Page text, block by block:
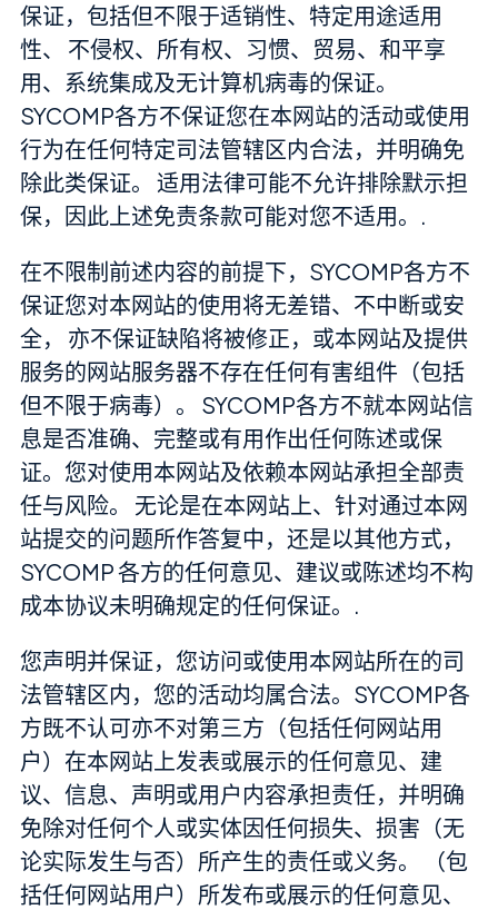
保证，包括但不限于适销性、特定用途适用
性、 不侵权、所有权、习惯、贸易、和平享
用、系统集成及无计算机病毒的保证。
SYCOMP各方不保证您在本网站的活动或使用
行为在任何特定司法管辖区内合法，并明确免
除此类保证。 适用法律可能不允许排除默示担
保，因此上述免责条款可能对您不适用。.
在不限制前述内容的前提下，SYCOMP各方不
保证您对本网站的使用将无差错、不中断或安
全， 亦不保证缺陷将被修正，或本网站及提供
服务的网站服务器不存在任何有害组件（包括
但不限于病毒）。 SYCOMP各方不就本网站信
息是否准确、完整或有用作出任何陈述或保
证。您对使用本网站及依赖本网站承担全部责
任与风险。 无论是在本网站上、针对通过本网
站提交的问题所作答复中，还是以其他方式，
SYCOMP 各方的任何意见、建议或陈述均不构
成本协议未明确规定的任何保证。.
您声明并保证，您访问或使用本网站所在的司
法管辖区内，您的活动均属合法。SYCOMP各
方既不认可亦不对第三方（包括任何网站用
户）在本网站上发表或展示的任何意见、建
议、信息、声明或用户内容承担责任，并明确
免除对任何个人或实体因任何损失、损害（无
论实际发生与否）所产生的责任或义务。 （包
括任何网站用户）所发布或展示的任何意见、